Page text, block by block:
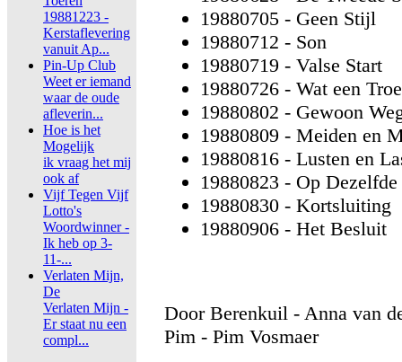
19881223 -
Kerstaflevering
vanuit Ap...
Pin-Up Club
Weet er iemand
waar de oude
afleverin...
Hoe is het
Mogelijk
ik vraag het mij
ook af
Vijf Tegen Vijf
Lotto's
Woordwinner -
Ik heb op 3-
11-...
Verlaten Mijn,
De
Verlaten Mijn -
Er staat nu een
compl...
19880705 - Geen Stijl
19880712 - Son
19880719 - Valse Start
19880726 - Wat een
19880802 - Gewoon
19880809 - Meiden en
19880816 - Lusten en
19880823 - Op
19880830 - Kortsluiting
19880906 - Het Besluit
Door Berenkuil - Anna van
Pim - Pim Vosmaer